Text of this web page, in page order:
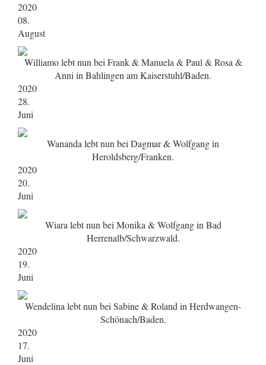
2020
08.
August
Williamo lebt nun bei Frank & Manuela & Paul & Rosa &
Anni in Bahlingen am Kaiserstuhl/Baden.
2020
28.
Juni
Wananda lebt nun bei Dagmar & Wolfgang in
Heroldsberg/Franken.
2020
20.
Juni
Wiara lebt nun bei Monika & Wolfgang in Bad
Herrenalb/Schwarzwald.
2020
19.
Juni
Wendelina lebt nun bei Sabine & Roland in Herdwangen-
Schönach/Baden.
2020
17.
Juni